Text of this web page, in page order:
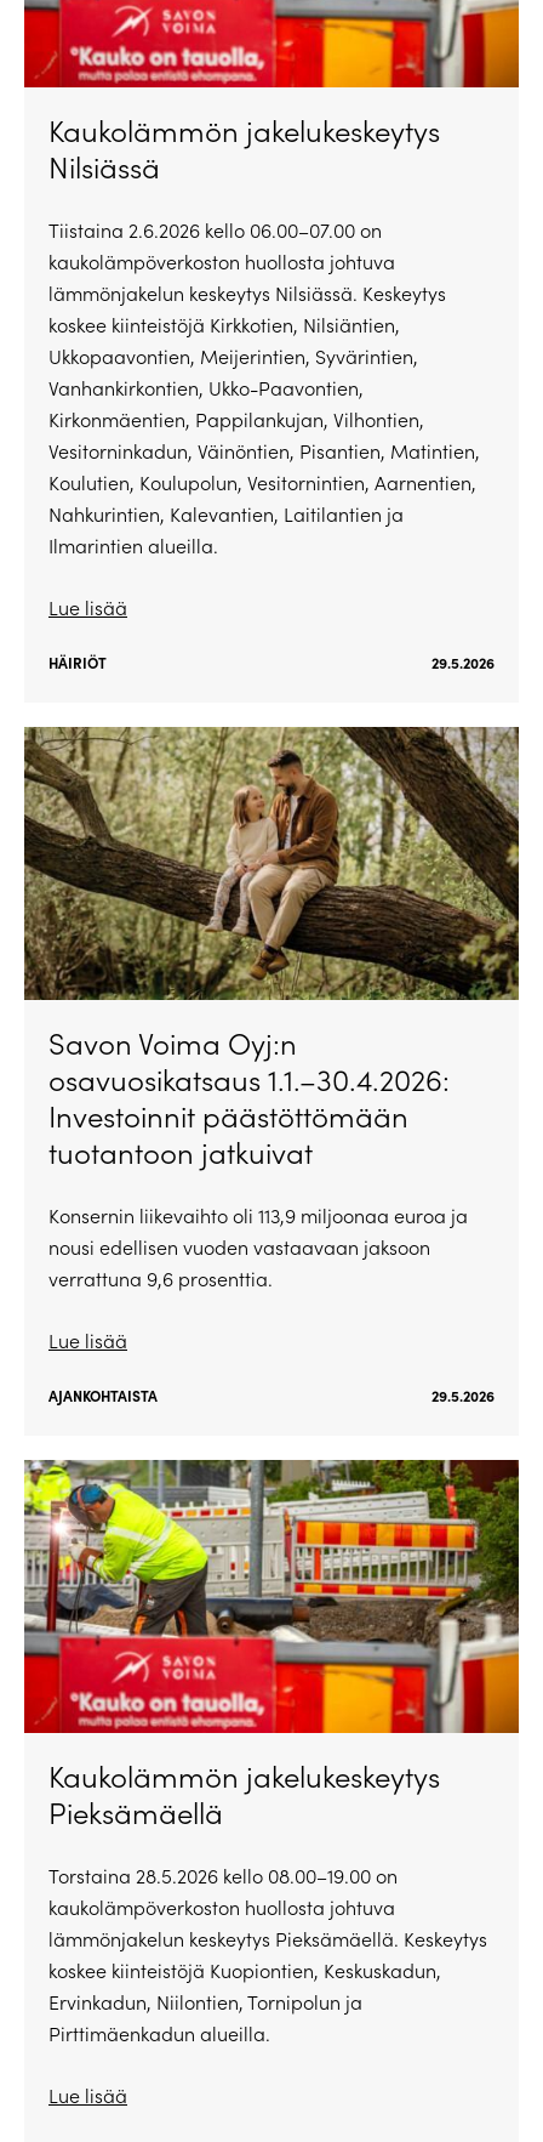
Kaukolämmön jakelukeskeytys
Nilsiässä
Tiistaina 2.6.2026 kello 06.00–07.00 on
kaukolämpöverkoston huollosta johtuva
lämmönjakelun keskeytys Nilsiässä. Keskeytys
koskee kiinteistöjä Kirkkotien, Nilsiäntien,
Ukkopaavontien, Meijerintien, Syvärintien,
Vanhankirkontien, Ukko-Paavontien,
Kirkonmäentien, Pappilankujan, Vilhontien,
Vesitorninkadun, Väinöntien, Pisantien, Matintien,
Koulutien, Koulupolun, Vesitornintien, Aarnentien,
Nahkurintien, Kalevantien, Laitilantien ja
Ilmarintien alueilla.
Lue lisää
HÄIRIÖT 29.5.2026
Savon Voima Oyj:n
osavuosikatsaus 1.1.–30.4.2026:
Investoinnit päästöttömään
tuotantoon jatkuivat
Konsernin liikevaihto oli 113,9 miljoonaa euroa ja
nousi edellisen vuoden vastaavaan jaksoon
verrattuna 9,6 prosenttia.
Lue lisää
AJANKOHTAISTA 29.5.2026
Kaukolämmön jakelukeskeytys
Pieksämäellä
Torstaina 28.5.2026 kello 08.00–19.00 on
kaukolämpöverkoston huollosta johtuva
lämmönjakelun keskeytys Pieksämäellä. Keskeytys
koskee kiinteistöjä Kuopiontien, Keskuskadun,
Ervinkadun, Niilontien, Tornipolun ja
Pirttimäenkadun alueilla.
Lue lisää